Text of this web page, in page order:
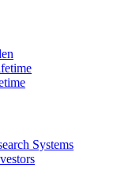
Systems